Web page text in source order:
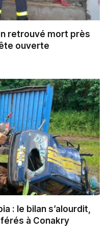
retrouvé mort près
ouverte
: le bilan s’alourdit,
à Conakry